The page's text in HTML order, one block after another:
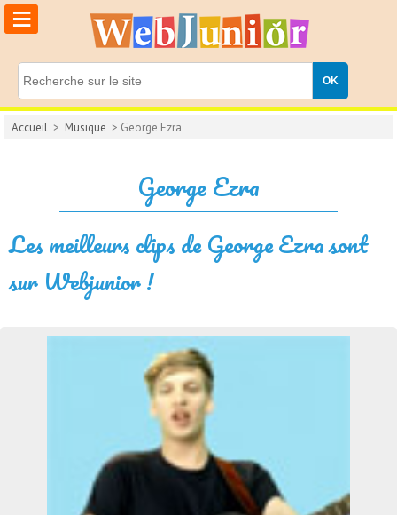
≡
Accueil > Musique > George Ezra
George Ezra
Les meilleurs clips de George Ezra sont
sur Webjunior !